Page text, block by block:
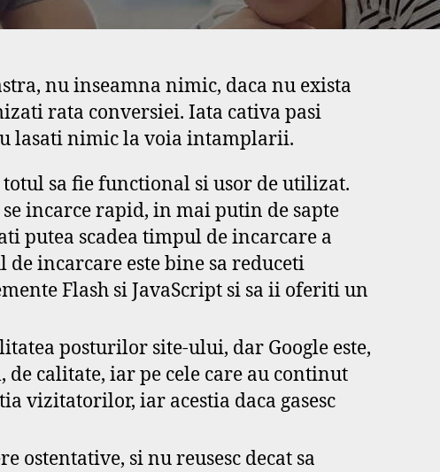
nu inseamna nimic, daca nu exista
rata conversiei. Iata cativa pasi
lasati nimic la voia intamplarii.
totul sa fie functional si usor de utilizat.
incarce rapid, in mai putin de sapte
putea scadea timpul de incarcare a
incarcare este bine sa reduceti
Flash si JavaScript si sa ii oferiti un
posturilor site-ului, dar Google este,
calitate, iar pe cele care au continut
vizitatorilor, iar acestia daca gasesc
ostentative, si nu reusesc decat sa